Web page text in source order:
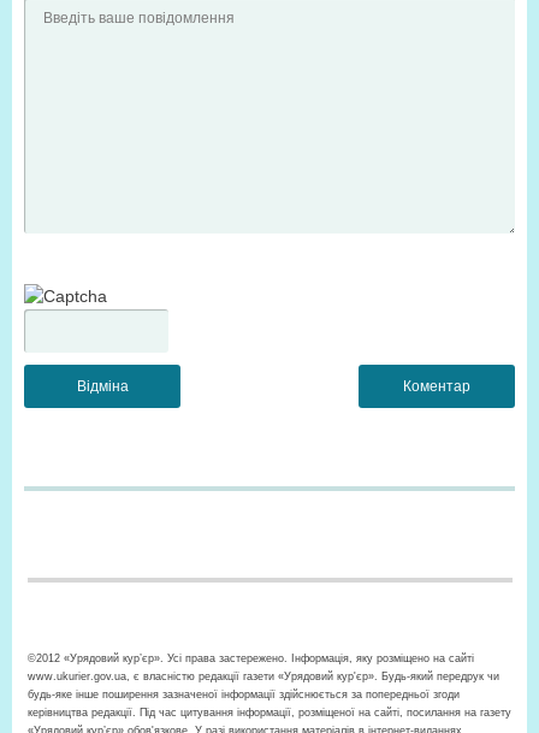
©2012 «Урядовий кур’єр». Усі права застережено. Інформація, яку розміщено на сайті
www.ukurier.gov.ua, є власністю редакції газети «Урядовий кур'єр». Будь-який передрук чи
будь-яке інше поширення зазначеної інформації здійснюється за попередньої згоди
керівництва редакції. Під час цитування інформації, розміщеної на сайті, посилання на газету